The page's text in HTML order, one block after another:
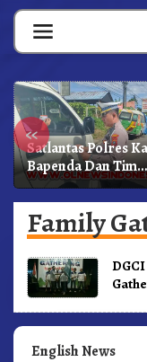
Skip
content
«
Satlantas Polres
Bapenda Dan Tim
Lainnya Gelar
Sadar Pajak
Family
English News